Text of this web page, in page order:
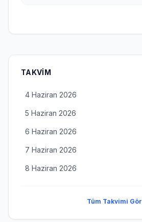
TAKVIM
4 Haziran 2026
5 Haziran 2026
6 Haziran 2026
7 Haziran 2026
8 Haziran 2026
Tüm Takvimi Gör